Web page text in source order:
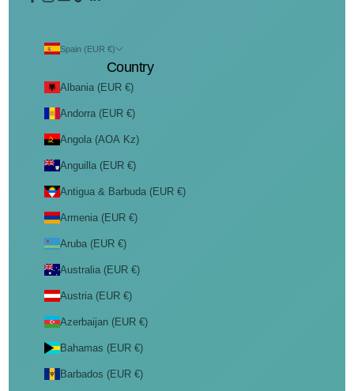
Spain (EUR €)
Country
Albania (EUR €)
Andorra (EUR €)
Angola (AOA Kz)
Anguilla (EUR €)
Antigua & Barbuda (EUR €)
Armenia (EUR €)
Aruba (EUR €)
Australia (EUR €)
Austria (EUR €)
Azerbaijan (EUR €)
Bahamas (EUR €)
Barbados (EUR €)